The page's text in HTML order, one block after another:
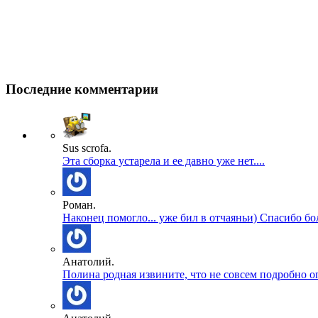
Последние комментарии
Sus scrofa.
Эта сборка устарела и ее давно уже нет....
Роман.
Наконец помогло... уже бил в отчаяньи) Спасибо
Анатолий.
Полина родная извините, что не совсем подробно